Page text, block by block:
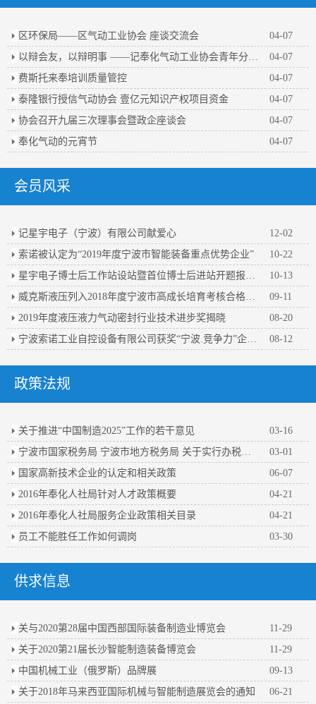
区环保局——区气动工业协会 座谈交流会
04-07
04-07
费斯托来奉培训质量管控
04-07
泰隆银行授信气动协会 壹亿元知识产权项目资金
04-07
协会召开九届三次理事会暨政企座谈会
04-07
奉化气动的元宵节
04-07
会员风采
记星宇电子（宁波）有限公司献爱心
12-02
索诺被认定为“2019年度宁波市智能装备重点优势企业”
10-22
10-13
09-11
2019年度液压液力气动密封行业技术进步奖揭晓
08-20
08-12
政策法规
关于推进“中国制造2025”工作的若干意见
03-16
03-01
国家高新技术企业的认定和相关政策
06-07
2016年奉化人社局针对人才政策概要
04-21
2016年奉化人社局服务企业政策相关目录
04-21
员工不能胜任工作如何调岗
03-30
供求信息
关与2020第28届中国西部国际装备制造业博览会
11-29
关于2020第21届长沙智能制造装备博览会
11-29
中国机械工业（俄罗斯）品牌展
09-13
关于2018年马来西亚国际机械与智能制造展览会的通知
06-21